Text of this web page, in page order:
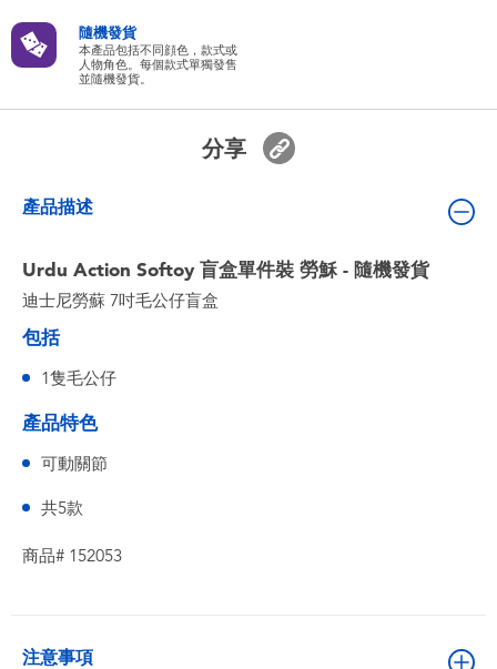
人氣角色
隨機發貨
本產品包括不同顔色，款式或
人物角色。每個款式單獨發售
並隨機發貨。
分享
產品描述
Urdu Action Softoy 盲盒單件裝 勞穌 - 隨機發貨
迪士尼勞蘇 7吋毛公仔盲盒
包括
1隻毛公仔
產品特色
可動關節
共5款
商品# 152053
注意事項